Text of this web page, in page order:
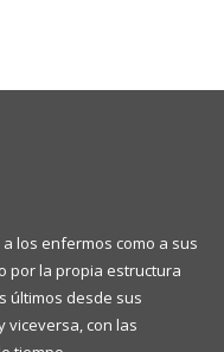
los enfermos como a sus
por la propia estructura
últimos desde sus
viceversa, con las